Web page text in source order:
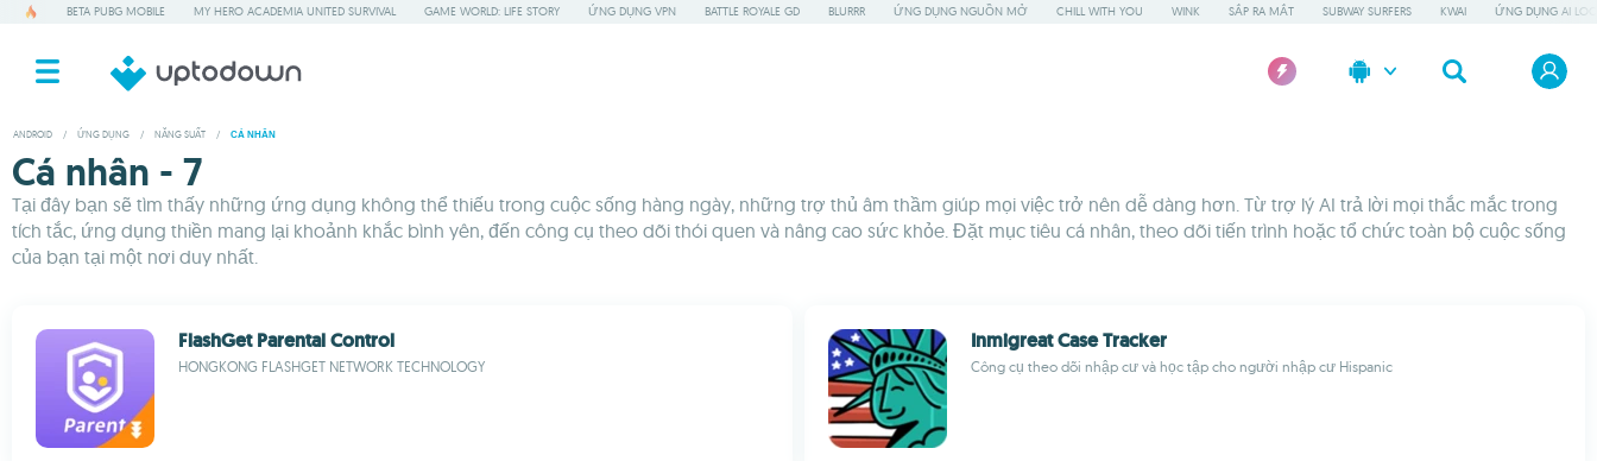
BETA PUBG MOBILE MY HERO ACADEMIA UNITED SURVIVAL GAME WORLD: LIFE STORY ỨNG DỤNG VPN BATTLE ROYALE GD BLURRR ỨNG DỤNG NGUỒN MỞ CHILL WITH YOU WINK SẮP RA MẮT SUBWAY SURFERS KWAI ỨNG DỤNG AI
ANDROID / ỨNG DỤNG / NĂNG SUẤT / CÁ NHÂN
Cá nhân - 7
Tại đây bạn sẽ tìm thấy những ứng dụng không thể thiếu trong cuộc sống hàng ngày, những trợ thủ âm thầm giúp mọi việc trở nên dễ dàng hơn. Từ trợ lý AI trả lời mọi thắc mắc trong
tích tắc, ứng dụng thiền mang lại khoảnh khắc bình yên, đến công cụ theo dõi thói quen và nâng cao sức khỏe. Đặt mục tiêu cá nhân, theo dõi tiến trình hoặc tổ chức toàn bộ cuộc sống
của bạn tại một nơi duy nhất.
FlashGet Parental Control
HONGKONG FLASHGET NETWORK TECHNOLOGY
Inmigreat Case Tracker
Công cụ theo dõi nhập cư và học tập cho người nhập cư Hispanic